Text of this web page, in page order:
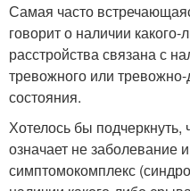
Самая часто
говорит о наличии какого-
расстройства связана с
тревожного или тревожно-
состояния.
Хотелось бы подчеркнуть,
означает не заболевание
симптомокомплекс